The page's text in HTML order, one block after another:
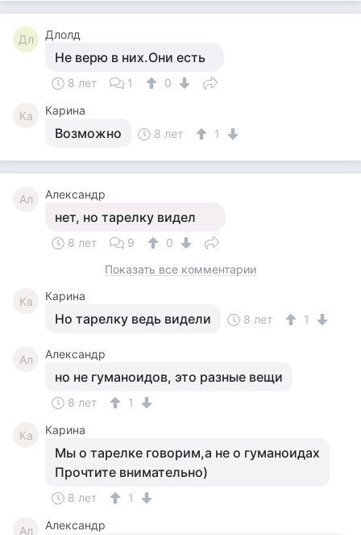
Дл Длолд
Не верю в них.Они есть
8 лет 1 0
Ка Карина
Возможно 8 лет 1
Ал Александр
нет, но тарелку видел
8 лет 9
0
Показать все комментарии
Ка Карина
Но тарелку ведь видели 8 лет 1
Ал Александр
но не гуманоидов, это разные вещи
8 лет 1
Ка Карина
Мы о тарелке говорим,а не о гуманоидах
Прочтите внимательно)
8 лет 1
Ал Александр